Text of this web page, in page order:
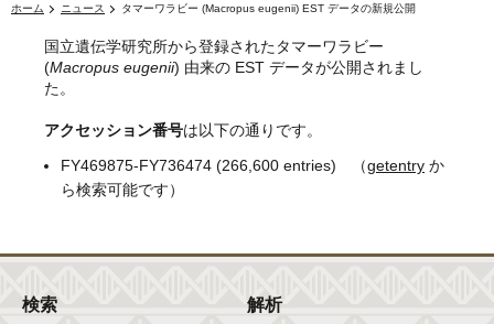
問合せ
ホーム
ニュース タマーワラビー (Macropus eugenii) EST データの新規公開
国立遺伝学研究所から登録されたタマーワラビー
(Macropus eugenii) 由来の EST データが公開されまし
た。
アクセッション番号は以下の通りです。
FY469875-FY736474 (266,600 entries) （getentry か
ら検索可能です）
検索 解析